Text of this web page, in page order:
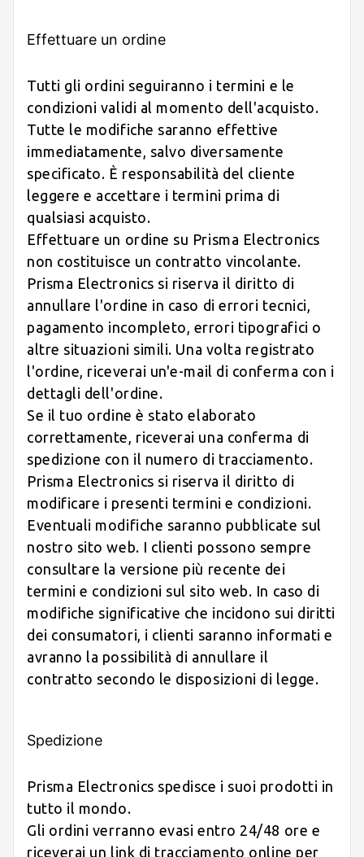
Effettuare un ordine
Tutti gli ordini seguiranno i termini e le
condizioni validi al momento dell'acquisto.
Tutte le modifiche saranno effettive
immediatamente, salvo diversamente
specificato. È responsabilità del cliente
leggere e accettare i termini prima di
qualsiasi acquisto.
Effettuare un ordine su Prisma Electronics
non costituisce un contratto vincolante.
Prisma Electronics si riserva il diritto di
annullare l'ordine in caso di errori tecnici,
pagamento incompleto, errori tipografici o
altre situazioni simili. Una volta registrato
l'ordine, riceverai un'e-mail di conferma con i
dettagli dell'ordine.
Se il tuo ordine è stato elaborato
correttamente, riceverai una conferma di
spedizione con il numero di tracciamento.
Prisma Electronics si riserva il diritto di
modificare i presenti termini e condizioni.
Eventuali modifiche saranno pubblicate sul
nostro sito web. I clienti possono sempre
consultare la versione più recente dei
termini e condizioni sul sito web. In caso di
modifiche significative che incidono sui diritti
dei consumatori, i clienti saranno informati e
avranno la possibilità di annullare il
contratto secondo le disposizioni di legge.
Spedizione
Prisma Electronics spedisce i suoi prodotti in
tutto il mondo.
Gli ordini verranno evasi entro 24/48 ore e
riceverai un link di tracciamento online per